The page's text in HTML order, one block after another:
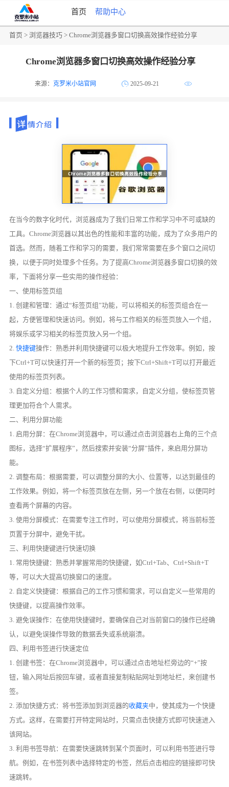
首页 帮助中心
首页 >浏览器技巧 > Chrome浏览器多窗口切换高效操作经验分享
Chrome浏览器多窗口切换高效操作经验分享
来源：克罗米小站官网 2025-09-21
在当今的数字化时代，浏览器成为了我们日常工作和学习中不可或缺的
工具。Chrome浏览器以其出色的性能和丰富的功能，成为了众多用户的
首选。然而，随着工作和学习的需要，我们常常需要在多个窗口之间切
换，以便于同时处理多个任务。为了提高Chrome浏览器多窗口切换的效
率，下面将分享一些实用的操作经验：
一、使用标签页组
1. 创建和管理：通过“标签页组”功能，可以将相关的标签页组合在一
起，方便管理和快速访问。例如，将与工作相关的标签页放入一个组，
将娱乐或学习相关的标签页放入另一个组。
2.快捷键操作：熟悉并利用快捷键可以极大地提升工作效率。例如，按
下Ctrl+T可以快速打开一个新的标签页；按下Ctrl+Shift+T可以打开最近
使用的标签页列表。
3. 自定义分组：根据个人的工作习惯和需求，自定义分组，使标签页管
理更加符合个人需求。
二、利用分屏功能
1. 启用分屏：在Chrome浏览器中，可以通过点击浏览器右上角的三个点
图标，选择“扩展程序”，然后搜索并安装“分屏”插件，来启用分屏功
能。
2. 调整布局：根据需要，可以调整分屏的大小、位置等，以达到最佳的
工作效果。例如，将一个标签页放在左侧，另一个放在右侧，以便同时
查看两个屏幕的内容。
3. 使用分屏模式：在需要专注工作时，可以使用分屏模式，将当前标签
页置于分屏中，避免干扰。
三、利用快捷键进行快速切换
1. 常用快捷键：熟悉并掌握常用的快捷键，如Ctrl+Tab、Ctrl+Shift+T
等，可以大大提高切换窗口的速度。
2. 自定义快捷键：根据自己的工作习惯和需求，可以自定义一些常用的
快捷键，以提高操作效率。
3. 避免误操作：在使用快捷键时，要确保自己对当前窗口的操作已经确
认，以避免误操作导致的数据丢失或系统崩溃。
四、利用书签进行快速定位
1. 创建书签：在Chrome浏览器中，可以通过点击地址栏旁边的“+”按
钮，输入网址后按回车键，或者直接复制粘贴网址到地址栏，来创建书
签。
2. 添加快捷方式：将书签添加到浏览器的收藏夹中，使其成为一个快捷
方式。这样，在需要打开特定网站时，只需点击快捷方式即可快速进入
该网站。
3. 利用书签导航：在需要快速跳转到某个页面时，可以利用书签进行导
航。例如，在书签列表中选择特定的书签，然后点击相应的链接即可快
速跳转。